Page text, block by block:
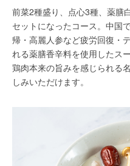
前菜2種盛り、点心3種、薬膳
セットになったコース。中国
帰・高麗人参など疲労回復・
れる薬膳香辛料を使用したス
鶏肉本来の旨みを感じられる
しみいただけます。